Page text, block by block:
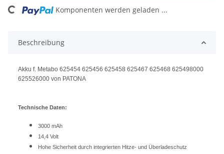
Komponenten werden geladen ...
Beschreibung
Akku f. Metabo 625454 625456 625458 625467 625468 625498000
625526000 von PATONA
Technische Daten:
3000 mAh
14,4 Volt
Hohe Sicherheit durch integrierten Hitze- und Überladeschutz